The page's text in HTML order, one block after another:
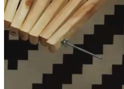
טווח מחירים לשעה:
₪200